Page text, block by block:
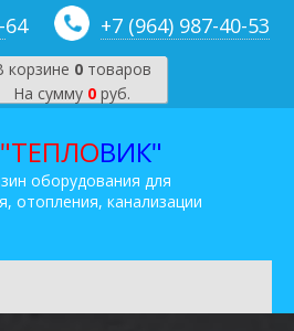
64 +7 (964) 987-40-53
корзине 0товаров
На сумму 0 руб.
"ТЕПЛОВИК"
оборудования для
отопления, канализации